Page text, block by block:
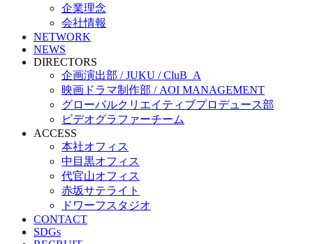
企業理念
会社情報
NETWORK
NEWS
DIRECTORS
企画演出部 / JUKU / CluB_A
映画ドラマ制作部 / AOI MANAGEMENT
グローバルクリエイティブプロデュース部
ビデオグラファーチーム
ACCESS
本社オフィス
中目黒オフィス
代官山オフィス
赤坂サテライト
ドワーフスタジオ
CONTACT
SDGs